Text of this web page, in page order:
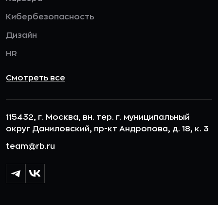
Кибербезопасность
Дизайн
HR
Смотреть все
115432, г. Москва, вн. тер. г. муниципальный
округ Даниловский, пр-кт Андропова, д. 18, к. 3
team@rb.ru